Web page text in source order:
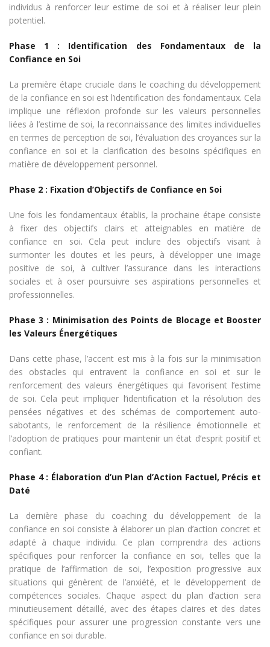
individus à renforcer leur estime de soi et à réaliser leur plein
potentiel.
Phase 1 : Identification des Fondamentaux de la
Confiance en Soi
La première étape cruciale dans le coaching du développement
de la confiance en soi est l’identification des fondamentaux. Cela
implique une réflexion profonde sur les valeurs personnelles
liées à l’estime de soi, la reconnaissance des limites individuelles
en termes de perception de soi, l’évaluation des croyances sur la
confiance en soi et la clarification des besoins spécifiques en
matière de développement personnel.
Phase 2 : Fixation d’Objectifs de Confiance en Soi
Une fois les fondamentaux établis, la prochaine étape consiste
à fixer des objectifs clairs et atteignables en matière de
confiance en soi. Cela peut inclure des objectifs visant à
surmonter les doutes et les peurs, à développer une image
positive de soi, à cultiver l’assurance dans les interactions
sociales et à oser poursuivre ses aspirations personnelles et
professionnelles.
Phase 3 : Minimisation des Points de Blocage et Booster
les Valeurs Énergétiques
Dans cette phase, l’accent est mis à la fois sur la minimisation
des obstacles qui entravent la confiance en soi et sur le
renforcement des valeurs énergétiques qui favorisent l’estime
de soi. Cela peut impliquer l’identification et la résolution des
pensées négatives et des schémas de comportement auto-
sabotants, le renforcement de la résilience émotionnelle et
l’adoption de pratiques pour maintenir un état d’esprit positif et
confiant.
Phase 4 : Élaboration d’un Plan d’Action Factuel, Précis et
Daté
La dernière phase du coaching du développement de la
confiance en soi consiste à élaborer un plan d’action concret et
adapté à chaque individu. Ce plan comprendra des actions
spécifiques pour renforcer la confiance en soi, telles que la
pratique de l’affirmation de soi, l’exposition progressive aux
situations qui génèrent de l’anxiété, et le développement de
compétences sociales. Chaque aspect du plan d’action sera
minutieusement détaillé, avec des étapes claires et des dates
spécifiques pour assurer une progression constante vers une
confiance en soi durable.